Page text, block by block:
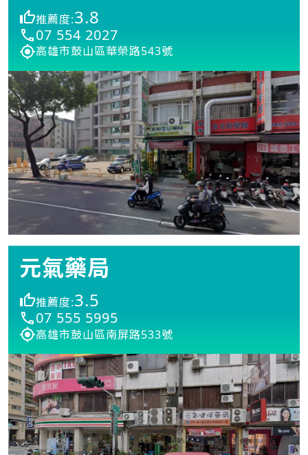
推薦度:3.8
07 554 2027
高雄市鼓山區華榮路543號
元氣藥局
推薦度:3.5
07 555 5995
高雄市鼓山區南屏路533號